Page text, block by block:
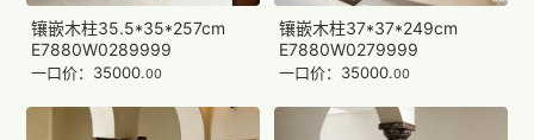
镶嵌木柱35.5*35*257cm
E7880W0289999
一口价：35000.00
镶嵌木柱37*37*249cm
E7880W0279999
一口价：35000.00